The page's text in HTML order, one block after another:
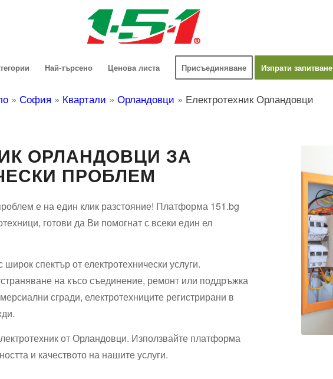
Най-търсено Ценова листа Присъединяване Изпрати запитване
» София » Квартали » Орландовци » Електротехник Орландовци
ОРЛАНДОВЦИ ЗА
ПРОБЛЕМ
е на един клик разстояние! Платформа 151.bg
готови да Ви помогнат с всеки един ел
спектър от електротехнически услуги.
на късо съединение, ремонт или поддръжка
сгради, електротехниците регистрирани в
от Орландовци. Използвайте платформа
и качеството на нашите услуги.